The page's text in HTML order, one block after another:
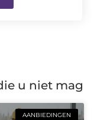
u niet mag
AANBIEDINGEN